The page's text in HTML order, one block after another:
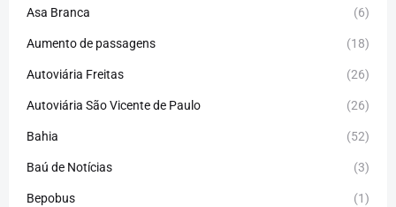
Asa Branca (6)
Aumento de passagens (18)
Autoviária Freitas (26)
Autoviária São Vicente de Paulo (26)
Bahia (52)
Baú de Notícias (3)
Bepobus (1)